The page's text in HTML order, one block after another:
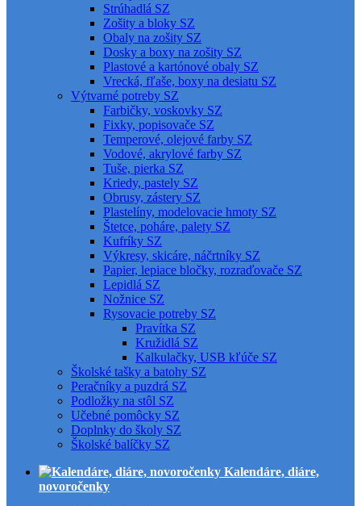
Strúhadlá SZ
Zošity a bloky SZ
Obaly na zošity SZ
Dosky a boxy na zošity SZ
Plastové a kartónové obaly SZ
Vrecká, fľaše, boxy na desiatu SZ
Výtvarné potreby SZ
Farbičky, voskovky SZ
Fixky, popisovače SZ
Temperové, olejové farby SZ
Vodové, akrylové farby SZ
Tuše, pierka SZ
Kriedy, pastely SZ
Obrusy, zástery SZ
Plastelíny, modelovacie hmoty SZ
Štetce, poháre, palety SZ
Kufríky SZ
Výkresy, skicáre, náčrtníky SZ
Papier, lepiace bločky, rozraďovače SZ
Lepidlá SZ
Nožnice SZ
Rysovacie potreby SZ
Pravítka SZ
Kružidlá SZ
Kalkulačky, USB kľúče SZ
Školské tašky a batohy SZ
Peračníky a puzdrá SZ
Podložky na stôl SZ
Učebné pomôcky SZ
Doplnky do školy SZ
Školské balíčky SZ
Kalendáre, diáre,
novoročenky